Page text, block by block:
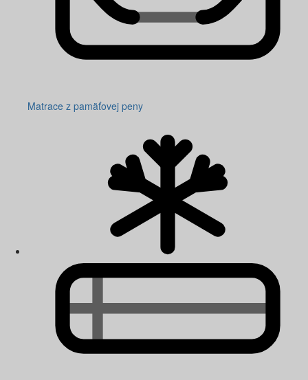
Matrace z pamäťovej peny